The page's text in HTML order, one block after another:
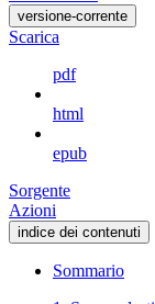
versione-corrente
Scarica
pdf
html
epub
Sorgente
Azioni
indice dei contenuti
Sommario